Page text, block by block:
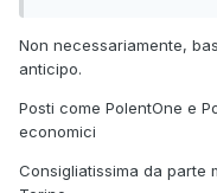
Non necessariamente,
anticipo.
Posti come PolentOne e
economici
Consigliatissima da parte